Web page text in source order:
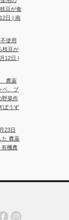
豆が食
日 | 南
使用
枝豆が
12日 |
農薬
ベ、ブ
野菜作
ぼうず
23日
た 農薬
有機農